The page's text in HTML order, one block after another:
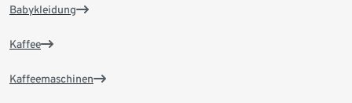
Babykleidung
Kaffee
Kaffeemaschinen